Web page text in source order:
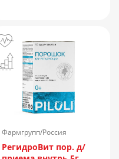
Фармгрупп/Россия
РегидроВит пор. д/